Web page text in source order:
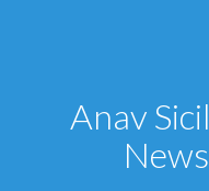
Anav